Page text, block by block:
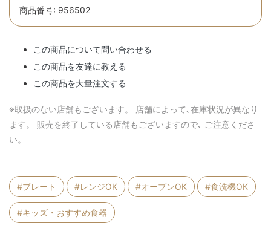
商品番号: 956502
この商品について問い合わせる
この商品を友達に教える
この商品を大量注文する
※取扱のない店舗もございます。 店舗によって､在庫状況が異なり
ます。 販売を終了している店舗もございますので､ ご注意くださ
い。
#プレート #レンジOK #オーブンOK #食洗機OK
#キッズ・おすすめ食器